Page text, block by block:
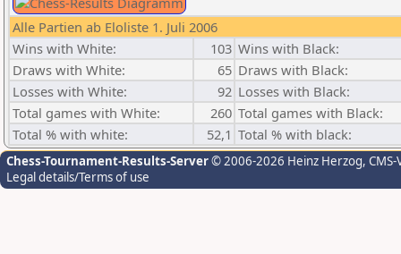
Alle Partien ab Eloliste 1. Juli 2006
Wins with White:
103 Wins with Black:
Draws with White:
65 Draws with Black:
Losses with White:
92 Losses with Black:
Total games with White:
260 Total games with Black:
Total % with white:
52,1 Total % with black:
Chess-Tournament-Results-Server© 2006-2026 Heinz Herzog,
Legal details/Terms of use